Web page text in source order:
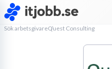
Sök arbetsgivareQuest Consulting